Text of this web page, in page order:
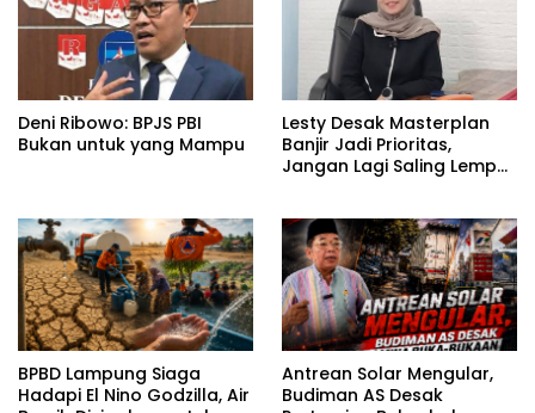
Deni Ribowo: BPJS PBI
Bukan untuk yang Mampu
Lesty Desak Masterplan
Banjir Jadi Prioritas,
Jangan Lagi Saling Lempar
BPBD Lampung Siaga
Hadapi El Nino Godzilla, Air
Antrean Solar Mengular,
Budiman AS Desak